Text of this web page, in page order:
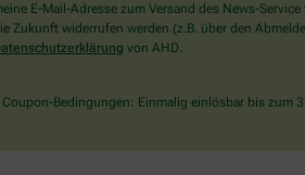
E-Mail-Adresse zum Versand des News-
Zukunft widerrufen werden (z.B. über den
von AHD.
Bedingungen: Einmalig einlösbar bis zum